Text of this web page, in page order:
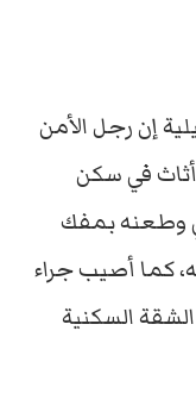
إن رجل الأمن
أثاث في سكن
وطعنه بمفك
كما أصيب جراء
السكنية